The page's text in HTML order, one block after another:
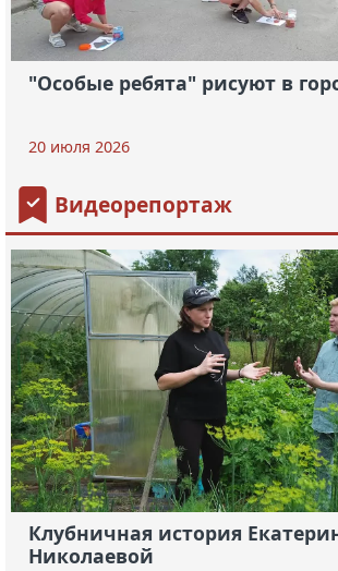
"Особые ребята" рисуют в
20 июля 2026
Видеорепортаж
Клубничная история
Николаевой